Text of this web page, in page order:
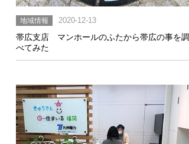
地域情報 2020-12-13
帯広支店 マンホールのふたから帯広の事を調
べてみた